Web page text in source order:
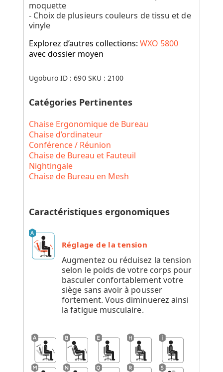
moquette
- Choix de plusieurs couleurs de tissu et de
vinyle
Explorez d’autres collections: WXO 5800
avec dossier moyen
Ugoburo ID :690 SKU : 2100
Catégories Pertinentes
Chaise Ergonomique de Bureau
Chaise d’ordinateur
Conférence / Réunion
Chaise de Bureau et Fauteuil
Nightingale
Chaise de Bureau en Mesh
Caractéristiques ergonomiques
Réglage de la tension
Augmentez ou réduisez la tension
selon le poids de votre corps pour
basculer confortablement votre
siège sans avoir à pousser
fortement. Vous diminuerez ainsi
la fatigue musculaire.